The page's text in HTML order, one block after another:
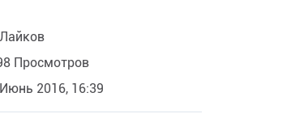
Просмотров
2016, 16:39